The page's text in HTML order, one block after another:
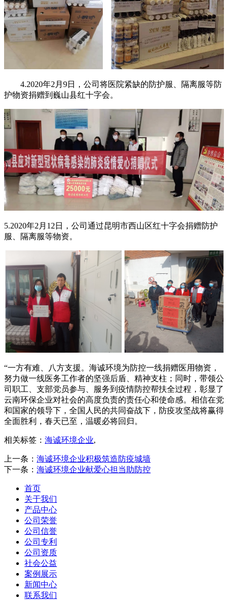
4.2020年2月9日，公司将医院紧缺的防护服、隔离服等防
护物资捐赠到巍山县红十字会。
5.2020年2月12日，公司通过昆明市西山区红十字会捐赠防护
服、隔离服等物资。
“一方有难、八方支援。海诚环境为防控一线捐赠医用物资，
努力做一线医务工作者的坚强后盾、精神支柱；同时，带领公
司职工、支部党员参与、服务到疫情防控帮扶全过程，彰显了
云南环保企业对社会的高度负责的责任心和使命感。相信在党
和国家的领导下，全国人民的共同奋战下，防疫攻坚战将赢得
全面胜利，春天已至，温暖必将回归。
相关标签： 海诚环境企业,
上一条： 海诚环境企业积极筑造防疫城墙
下一条： 海诚环境企业献爱心担当助防控
首页
关于我们
产品中心
公司荣誉
公司信誉
公司专利
公司资质
社会公益
案例展示
新闻中心
联系我们